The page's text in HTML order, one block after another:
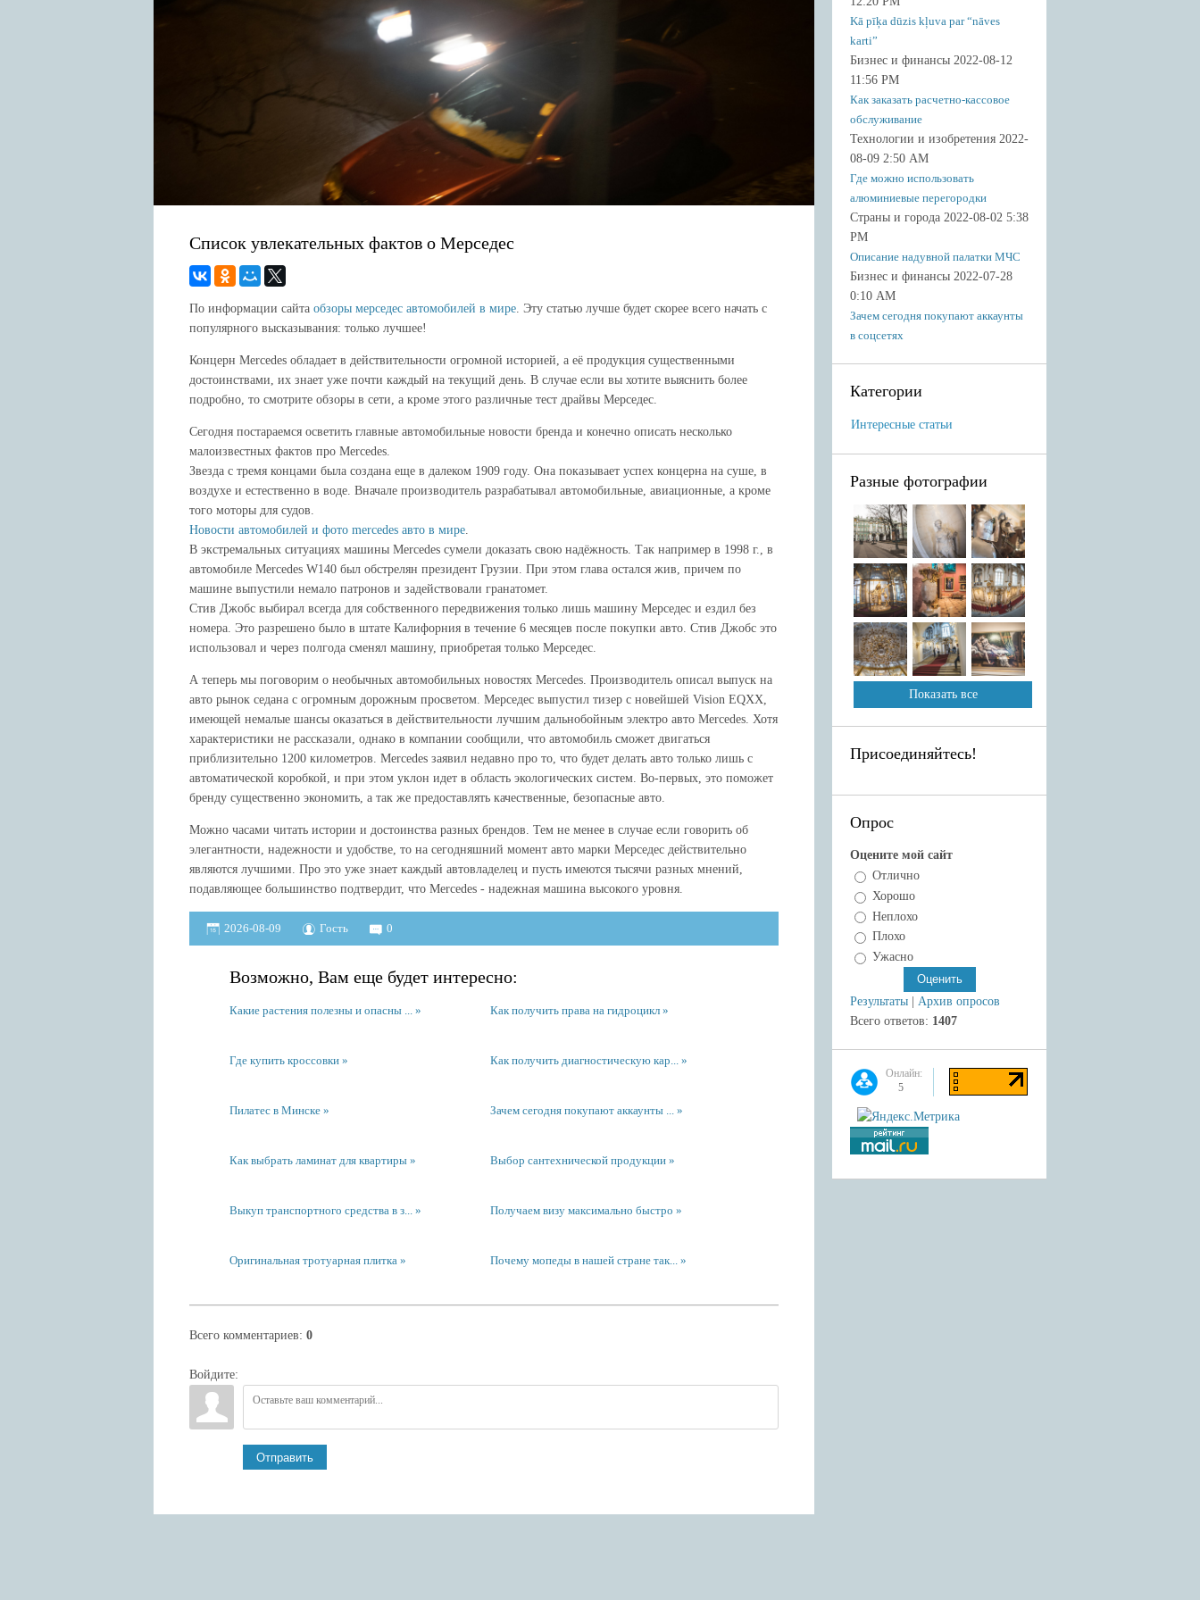
Список увлекательных фактов о Мерседес
По информации сайта обзоры мерседес автомобилей в мире. Эту статью лучше будет скорее всего начать с
популярного высказывания: только лучшее!
Концерн Mercedes обладает в действительности огромной историей, а её продукция существенными
достоинствами, их знает уже почти каждый на текущий день. В случае если вы хотите выяснить более
подробно, то смотрите обзоры в сети, а кроме этого различные тест драйвы Мерседес.
Сегодня постараемся осветить главные автомобильные новости бренда и конечно описать несколько
малоизвестных фактов про Mercedes.
Звезда с тремя концами была создана еще в далеком 1909 году. Она показывает успех концерна на суше, в
воздухе и естественно в воде. Вначале производитель разрабатывал автомобильные, авиационные, а кроме
того моторы для судов.
Новости автомобилей и фото mercedes авто в мире.
В экстремальных ситуациях машины Mercedes сумели доказать свою надёжность. Так например в 1998 г., в
автомобиле Mercedes W140 был обстрелян президент Грузии. При этом глава остался жив, причем по
машине выпустили немало патронов и задействовали гранатомет.
Стив Джобс выбирал всегда для собственного передвижения только лишь машину Мерседес и ездил без
номера. Это разрешено было в штате Калифорния в течение 6 месяцев после покупки авто. Стив Джобс это
использовал и через полгода сменял машину, приобретая только Мерседес.
А теперь мы поговорим о необычных автомобильных новостях Mercedes. Производитель описал выпуск на
авто рынок седана с огромным дорожным просветом. Мерседес выпустил тизер с новейшей Vision EQXX,
имеющей немалые шансы оказаться в действительности лучшим дальнобойным электро авто Mercedes. Хотя
характеристики не рассказали, однако в компании сообщили, что автомобиль сможет двигаться
приблизительно 1200 километров. Mercedes заявил недавно про то, что будет делать авто только лишь с
автоматической коробкой, и при этом уклон идет в область экологических систем. Во-первых, это поможет
бренду существенно экономить, а так же предоставлять качественные, безопасные авто.
Можно часами читать истории и достоинства разных брендов. Тем не менее в случае если говорить об
элегантности, надежности и удобстве, то на сегодняшний момент авто марки Мерседес действительно
являются лучшими. Про это уже знает каждый автовладелец и пусть имеются тысячи разных мнений,
подавляющее большинство подтвердит, что Mercedes - надежная машина высокого уровня.
2026-08-09 Гость 0
Возможно, Вам еще будет интересно:
Какие растения полезны и опасны ... Как получить права на гидроцикл
Где купить кроссовки Как получить диагностическую кар...
Пилатес в Минске Зачем сегодня покупают аккаунты ...
Как выбрать ламинат для квартиры Выбор сантехнической продукции
Выкуп транспортного средства в з... Получаем визу максимально быстро
Оригинальная тротуарная плитка Почему мопеды в нашей стране так...
Всего комментариев: 0
Войдите:
Отправить
Kā pīķa dūzis kļuva par “nāves
karti”
Бизнес и финансы 2022-08-12
11:56 PM
Как заказать расчетно-кассовое
обслуживание
Технологии и изобретения 2022-
08-09 2:50 AM
Где можно использовать
алюминиевые перегородки
Страны и города 2022-08-02 5:38
PM
Описание надувной палатки МЧС
Бизнес и финансы 2022-07-28
0:10 AM
Зачем сегодня покупают аккаунты
в соцсетях
Категории
Интересные статьи
Разные фотографии
Показать все
Присоединяйтесь!
Опрос
Оцените мой сайт
Отлично
Хорошо
Неплохо
Плохо
Ужасно
Результаты
Архив опросов
Всего ответов: 1407
Онлайн:
5